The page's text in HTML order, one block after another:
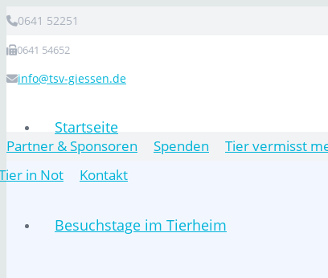
0641 52251
0641 54652
info@tsv-giessen.de
Startseite
Besuchstage im Tierheim
Partner & Sponsoren Spenden Tier vermisst
in Not
Kontakt